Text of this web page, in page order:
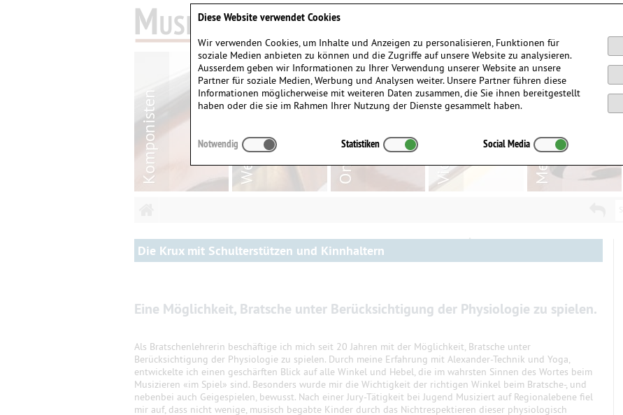
Die Krux mit Schulterstützen und Kinnhaltern
Eine Möglichkeit, Bratsche unter Berücksichtigung der Physiologie zu spielen.
Als Bratschenlehrerin beschäftige ich mich seit 20 Jahren mit der Möglichkeit, Bratsche unter
Berücksichtigung der Physiologie zu spielen. Durch meine Erfahrung mit Alexander-Technik und Yoga,
entwickelte ich einen geschärften Blick auf alle Winkel und Hebel, die im wahrsten Sinnen des Wortes beim
Musizieren «im Spiel» sind. Besonders wurde mir die Wichtigkeit der richtigen Winkel beim Bratsche-, und
nebenbei auch Geigespielen, bewusst. Nach einer Jury-Tätigkeit bei Jugend Musiziert auf Regionalebene fiel
mir auf, dass nicht wenige, musisch begabte Kinder durch das Nichtrespektieren dieser physiologisch
Diese Website verwendet Cookies
Wir verwenden Cookies, um Inhalte und Anzeigen zu personalisieren, Funktionen für
soziale Medien anbieten zu können und die Zugriffe auf unsere Website zu analysieren.
Ausserdem geben wir Informationen zu Ihrer Verwendung unserer Website an unsere
Partner für soziale Medien, Werbung und Analysen weiter. Unsere Partner führen diese
Informationen möglicherweise mit weiteren Daten zusammen, die Sie ihnen bereitgestellt
haben oder die sie im Rahmen Ihrer Nutzung der Dienste gesammelt haben.
Notwendig Statistiken Social Media